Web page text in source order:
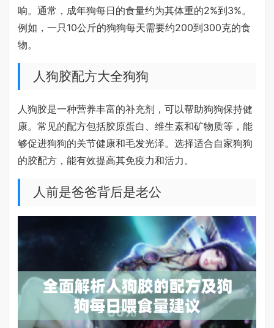
响。通常，成年狗每日的食量约为其体重的2%到3%。
例如，一只10公斤的狗狗每天需要约200到300克的食
物。
人狗胶配方大全狗狗
人狗胶是一种营养丰富的补充剂，可以帮助狗狗保持健
康。常见的配方包括胶原蛋白、维生素和矿物质等，能
够促进狗狗的关节健康和毛发光泽。选择适合自家狗狗
的胶配方，能有效提高其免疫力和活力。
人前是爸爸背后是老公